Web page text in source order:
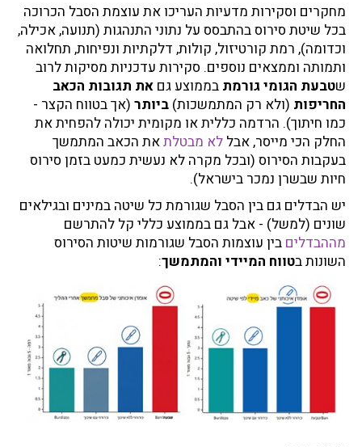
מחקרים וסקירות מדעיות העריכו את עוצמת הסבל הכרוכה
בכל שיטת סירוס בהתבסס על נתוני התנהגות (תנועה, אכילה,
וכדומה), רמת קורטיזול, קולות, דלקתיות ונפיחות, תחלואה
ותמותה וממצאים נוספים. סקירות עדכניות מסיקות לרוב
שטבעת הגומי גורמת בממוצע גם את תגובות הכאב
החריפות (ולא רק המתמשכות) ביותר (אך בטווח הקצר -
כמו חיתוך). הרדמה כללית או מקומית יכולה להפחית את
החלק הכי מייסר, אבל לא מבטלתאת הכאב המתמשך
בעקבות הסירוס (ובכל מקרה לא נעשית כמעט בזמן סירוס
חיות שבשרן נמכר בישראל).
יש הבדלים גם בין הסבל שגורמת כל שיטה במינים ובגילאים
שונים (למשל) - אבל גם בממוצע כללי קל להתרשם
מההבדלים בין עוצמות הסבל שגורמות שיטות הסירוס
השונות בטווח המיידי והמתמשך: